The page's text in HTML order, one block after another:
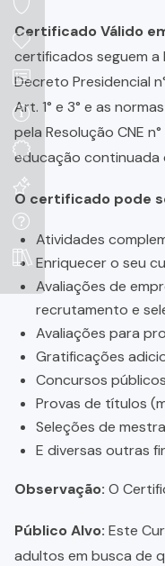
Certificado Válido
certificados seguem a
Decreto Presidencial
Art. 1° e 3° e as
pela Resolução CNE
educação continuada
O certificado pode
Atividades
Enriquecer o seu
Avaliações de
recrutamento e
Avaliações para
Gratificações
Concursos
Provas de títulos
Seleções de
E diversas outras
Observação: O
Público Alvo: Este
adultos em busca de